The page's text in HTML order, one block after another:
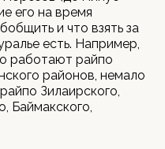
его на время
и что взять за
есть. Например,
работают райпо
районов, немало
Зилаирского,
Баймакского,